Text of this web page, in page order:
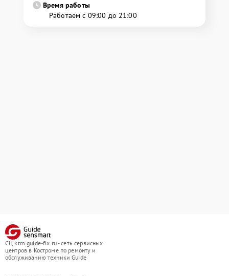
Время работы
Работаем с 09:00 до 21:00
СЦ ktm.guide-fix.ru - сеть сервисных
центров в Костроме по ремонту и
обслуживанию техники Guide